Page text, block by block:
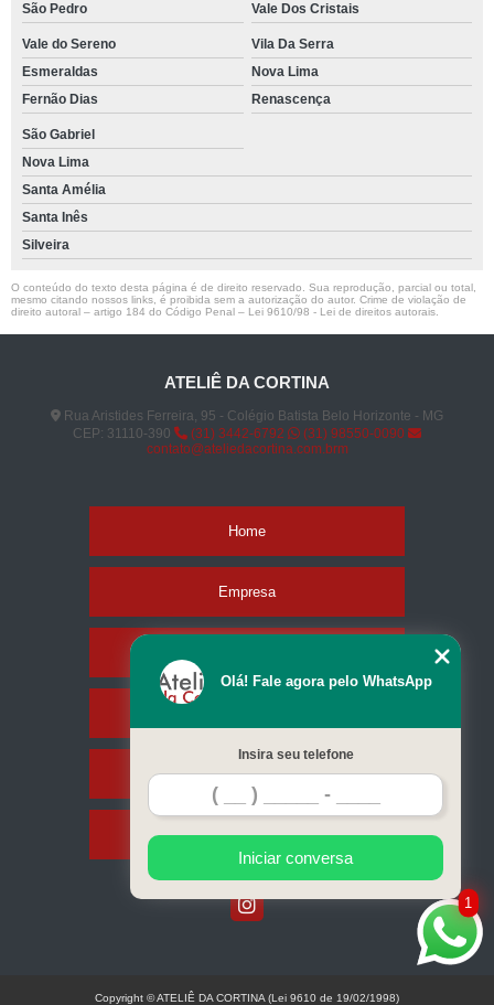
São Pedro Vale Dos Cristais
Vale do Sereno
Vila Da Serra
Esmeraldas
Nova Lima
Fernão Dias
Renascença
São Gabriel
Nova Lima
Santa Amélia
Santa Inês
Silveira
O conteúdo do texto desta página é de direito reservado. Sua reprodução, parcial ou total,
mesmo citando nossos links, é proibida sem a autorização do autor. Crime de violação de
direito autoral – artigo 184 do Código Penal – Lei 9610/98 - Lei de direitos autorais
ATELIÊ DA CORTINA
Rua Aristides Ferreira, 95 - Colégio Batista Belo Horizonte - MG
CEP: 31110-390
(31) 3442-6792
(31) 98550-0090
contato@ateliedacortina.com.brm
Home
Empresa
Contato
Mapa do site
1
Olá! Fale agora pelo WhatsApp
Insira seu telefone
Iniciar conversa
Copyright © ATELIÊ DA CORTINA (Lei 9610 de 19/02/1998)